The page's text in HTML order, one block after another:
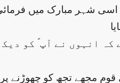
اسی شہر مبارک میں
انہوں نے آپ ؐ کو